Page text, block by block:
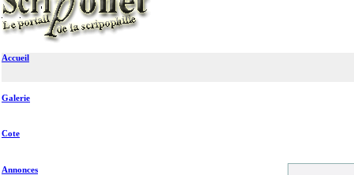
Accueil
Galerie
Cote
Annonces